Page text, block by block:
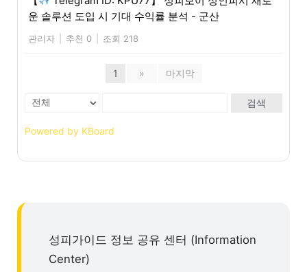
운 솔루션 도입 시 기대 수익률 분석 - 군산
관리자 추천 0 조회 218
1 » 마지막
검색
Powered by KBoard
성피가이드 정보 공유 센터 (Information
Center)